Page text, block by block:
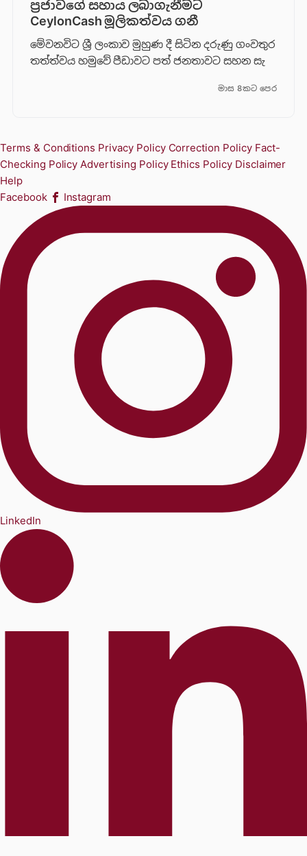
ප්‍රජාවගේ සහාය ලබාගැනීමට
CeylonCash මූලිකත්වය ග​නී
මේවනවිට ශ්‍රී ලංකාව මුහුණ දී සිටින දරුණු ගංවතුර
තත්ත්වය හමුවේ පීඩාවට පත් ජනතාවට සහන සැ
මාස 8කට පෙර
Terms & Conditions Privacy Policy Correction Policy Fact-
Checking Policy Advertising Policy Ethics Policy Disclaimer
Help
Facebook
Instagram
LinkedIn